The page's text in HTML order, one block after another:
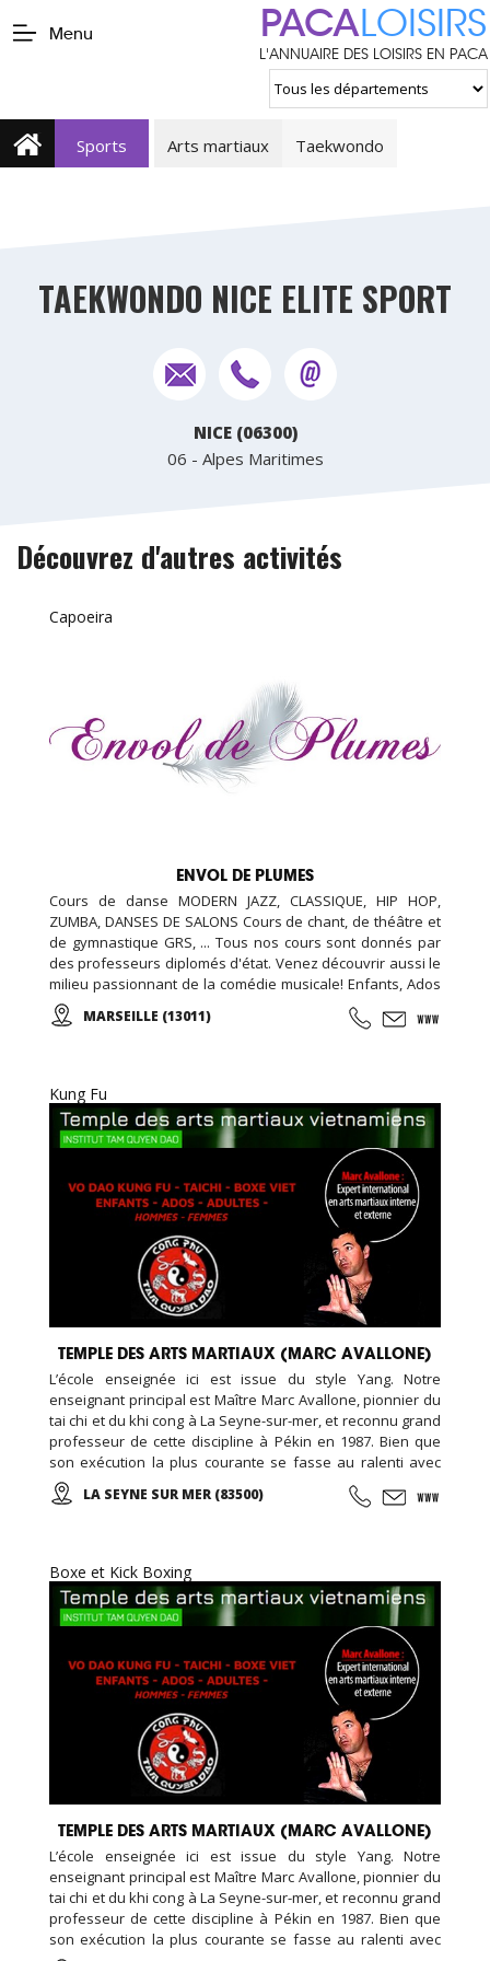
Menu PACALOISIRS
L'ANNUAIRE DES LOISIRS EN PACA
Sports Arts martiaux Taekwondo
TAEKWONDO NICE ELITE SPORT
NICE (06300)
06 - Alpes Maritimes
Découvrez d'autres activités
Capoeira
ENVOL DE PLUMES
Cours de danse MODERN JAZZ, CLASSIQUE, HIP HOP,
ZUMBA, DANSES DE SALONS Cours de chant, de théâtre et
de gymnastique GRS, ... Tous nos cours sont donnés par
des professeurs diplomés d'état. Venez découvrir aussi le
milieu passionnant de la comédie musicale! Enfants, Ados
et Adultes. Stages vacances, Anniversaires, ... Cours
d'essai offert !
MARSEILLE (13011)
Kung Fu
TEMPLE DES ARTS MARTIAUX (MARC AVALLONE)
L’école enseignée ici est issue du style Yang. Notre
enseignant principal est Maître Marc Avallone, pionnier du
tai chi et du khi cong à La Seyne-sur-mer, et reconnu grand
professeur de cette discipline à Pékin en 1987. Bien que
son exécution la plus courante se fasse au ralenti avec
des mouvements doux et unis entre eux, le thai cuc quyen
(taichi) peut s’exécuter de bien des manières différentes,
LA SEYNE SUR MER (83500)
Boxe et Kick Boxing
TEMPLE DES ARTS MARTIAUX (MARC AVALLONE)
L’école enseignée ici est issue du style Yang. Notre
enseignant principal est Maître Marc Avallone, pionnier du
tai chi et du khi cong à La Seyne-sur-mer, et reconnu grand
professeur de cette discipline à Pékin en 1987. Bien que
son exécution la plus courante se fasse au ralenti avec